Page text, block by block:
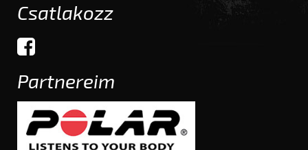
Csatlakozz
Partnereim